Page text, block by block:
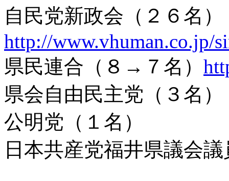
自民党新政会（２６名）
http://www.vhuman.co.jp/
県民連合（８→７名）
県会自由民主党（３名）
公明党（１名）
日本共産党福井県議会